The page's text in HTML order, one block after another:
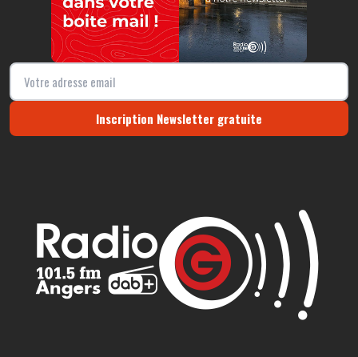
Inscription Newsletter gratuite